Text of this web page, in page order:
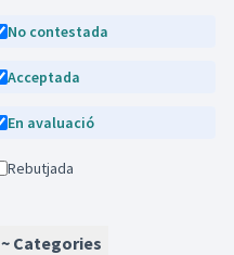
No contestada
Acceptada
En avaluació
Rebutjada
~ Categories